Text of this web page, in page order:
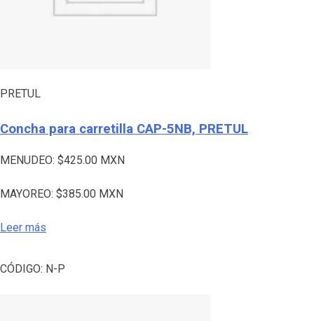
PRETUL
Concha para carretilla CAP-5NB, PRETUL
MENUDEO: $425.00 MXN
MAYOREO: $385.00 MXN
Leer más
CÓDIGO: N-P